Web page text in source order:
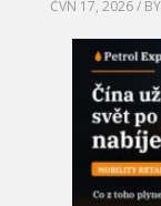
ČVN 17, 2026 / BY